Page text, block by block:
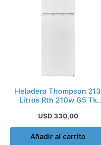
Heladera Thompson 213
Litros Rth 210w G5 Tk
USD 330,00
Añadir al carrito